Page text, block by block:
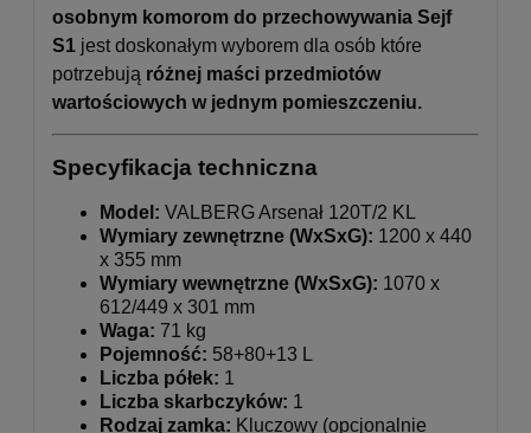
osobnym komorom do przechowywania Sejf
S1 jest doskonałym wyborem dla osób które
potrzebują różnej maści przedmiotów
wartościowych w jednym pomieszczeniu.
Specyfikacja techniczna
Model: VALBERG Arsenał 120T/2 KL
Wymiary zewnętrzne (WxSxG): 1200 x 440
x 355 mm
Wymiary wewnętrzne (WxSxG): 1070 x
612/449 x 301 mm
Waga: 71 kg
Pojemność: 58+80+13 L
Liczba półek: 1
Liczba skarbczyków: 1
Rodzaj zamka: Kluczowy (opcjonalnie